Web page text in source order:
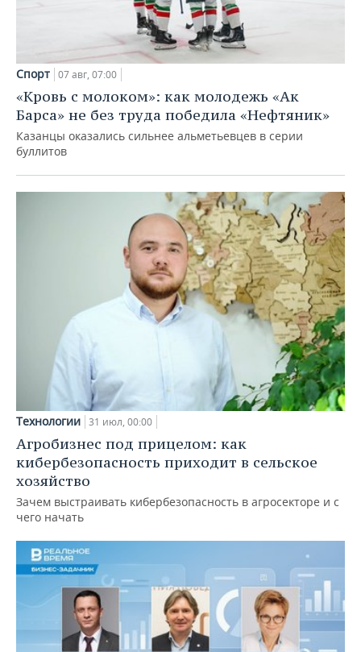
Спорт 07 авг, 07:00
«Кровь с молоком»: как молодежь «Ак
Барса» не без труда победила «Нефтяник»
Казанцы оказались сильнее альметьевцев в серии
буллитов
Технологии 31 июл, 00:00
Агробизнес под прицелом: как
кибербезопасность приходит в сельское
хозяйство
Зачем выстраивать кибербезопасность в агросекторе и с
чего начать